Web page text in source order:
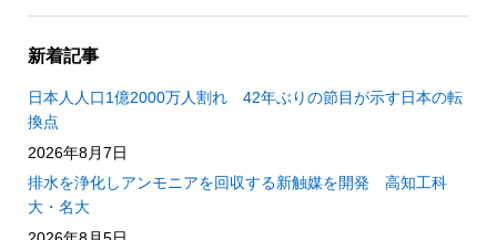
新着記事
日本人人口1億2000万人割れ 42年ぶりの節目が示す日本の転
換点
2026年8月7日
排水を浄化しアンモニアを回収する新触媒を開発 高知工科
大・名大